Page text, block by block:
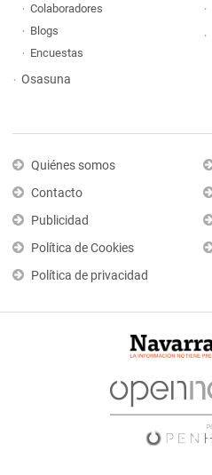
Colaboradores
Blogs
Encuestas
Osasuna
Quiénes somos
Contacto
Publicidad
Política de Cookies
Política de privacidad